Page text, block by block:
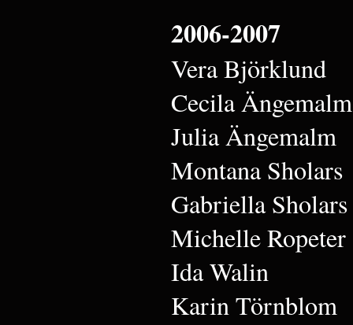
2006-2007
Vera Björklund
Cecila Ängemalm
Julia Ängemalm
Montana Sholars
Gabriella Sholars
Michelle Ropeter
Ida Walin
Karin Törnblom